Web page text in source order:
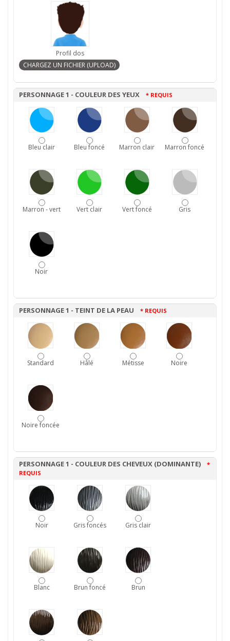
Profil dos
PERSONNAGE 1 - COULEUR DES YEUX * REQUIS
Bleu clair Bleu foncé Marron clair Marron foncé
Marron - vert Vert clair Vert foncé Gris
Noir
PERSONNAGE 1 - TEINT DE LA PEAU * REQUIS
Standard Hâlé Métisse Noire
Noire foncée
PERSONNAGE 1 - COULEUR DES CHEVEUX (DOMINANTE) *
REQUIS
Noir Gris foncés Gris clair
Blanc Brun foncé Brun